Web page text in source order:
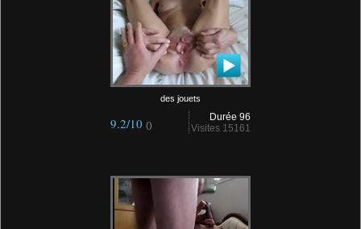
des jouets
Durée 96
Visites 15161
9.2/10 ()